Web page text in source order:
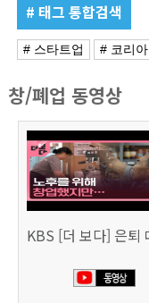
# 태그 통합검색
# 스타트업 # 코리아
창/폐업 동영상